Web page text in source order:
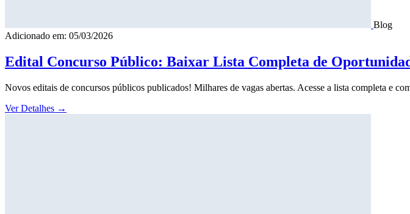
Blog
Adicionado em: 05/03/2026
Edital Concurso Público: Baixar Lista Completa de
Novos editais de concursos públicos publicados! Milhares de vagas abertas. Acesse a lista completa e
Ver Detalhes →